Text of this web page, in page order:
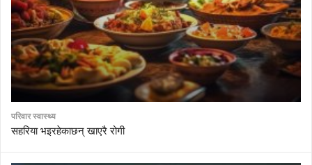
परिवार स्वास्थ्य
सहरिया भइरहेकाछन् खाएरै रोगी